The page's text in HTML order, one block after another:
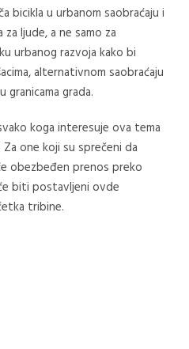
bicikla u urbanom saobraćaju i
ljude, a ne samo za
urbanog razvoja kako bi
alternativnom saobraćaju
grada.
koga interesuje ova tema
one koji su sprečeni da
obezbeđen prenos preko
biti postavljeni ovde
tribine.